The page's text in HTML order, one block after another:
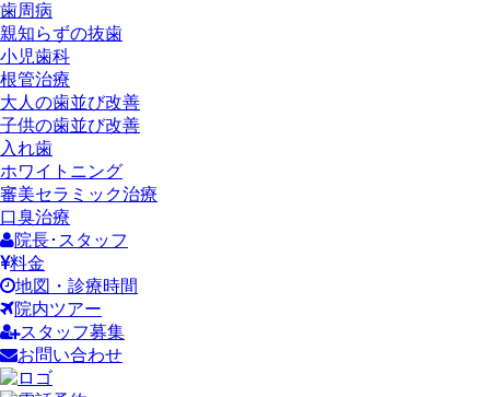
歯周病
親知らずの抜歯
小児歯科
根管治療
大人の歯並び改善
子供の歯並び改善
入れ歯
ホワイトニング
審美セラミック治療
口臭治療
院長･スタッフ
料金
地図・診療時間
院内ツアー
スタッフ募集
お問い合わせ